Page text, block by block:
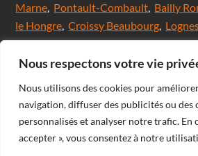
Nous respectons votre vie
Nous utilisons des cookies pour
navigation, diffuser des publicités ou des
personnalisés et analyser notre trafic. En
accepter », vous consentez à notre
Marne, Pontault-Combault, Bailly
le Hongre,Croissy Beaubourg,
Chanteloup en brie,Saint Thibault
d'Europe,Coupvray , Chalifert, Esbly,
Comte, Meaux, Mareuil les Meaux,
Roissy-En-Brie, Champs-sur-Marne,